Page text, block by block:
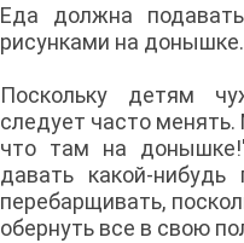
Еда должна
рисунками на донышке.
Поскольку детям
следует часто менять.
что там на
давать какой-
перебарщивать,
обернуть все в свою